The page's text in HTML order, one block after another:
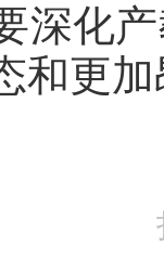
深化
和更